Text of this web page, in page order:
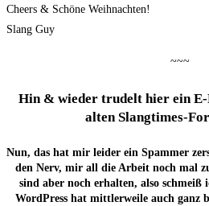
Che­ers & Schö­ne Weihnachten!
Slang Guy
~~~
Hin & wie­der tru­delt hier ein
alten Slang­times-
Nun, das hat mir lei­der ein Spam­mer
den Nerv, mir all die Arbeit noch mal
sind aber noch erhal­ten, also schmeiß
Word­Press hat mitt­ler­wei­le auch ganz